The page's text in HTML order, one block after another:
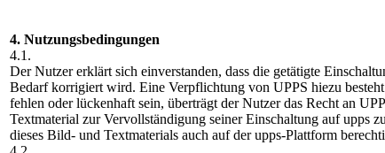
4. Nutzungsbedingungen
4.1.
Der Nutzer erklärt sich einverstanden, dass die getätigte
Bedarf korrigiert wird. Eine Verpflichtung von UPPS hiezu
fehlen oder lückenhaft sein, überträgt der Nutzer das Recht an
Textmaterial zur Vervollständigung seiner Einschaltung auf upps
dieses Bild- und Textmaterials auch auf der upps-Plattform